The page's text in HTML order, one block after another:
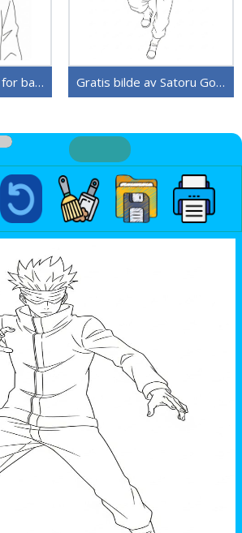
Gratis Satoru Gojo for barn Gratis bilde av Satoru Gojo